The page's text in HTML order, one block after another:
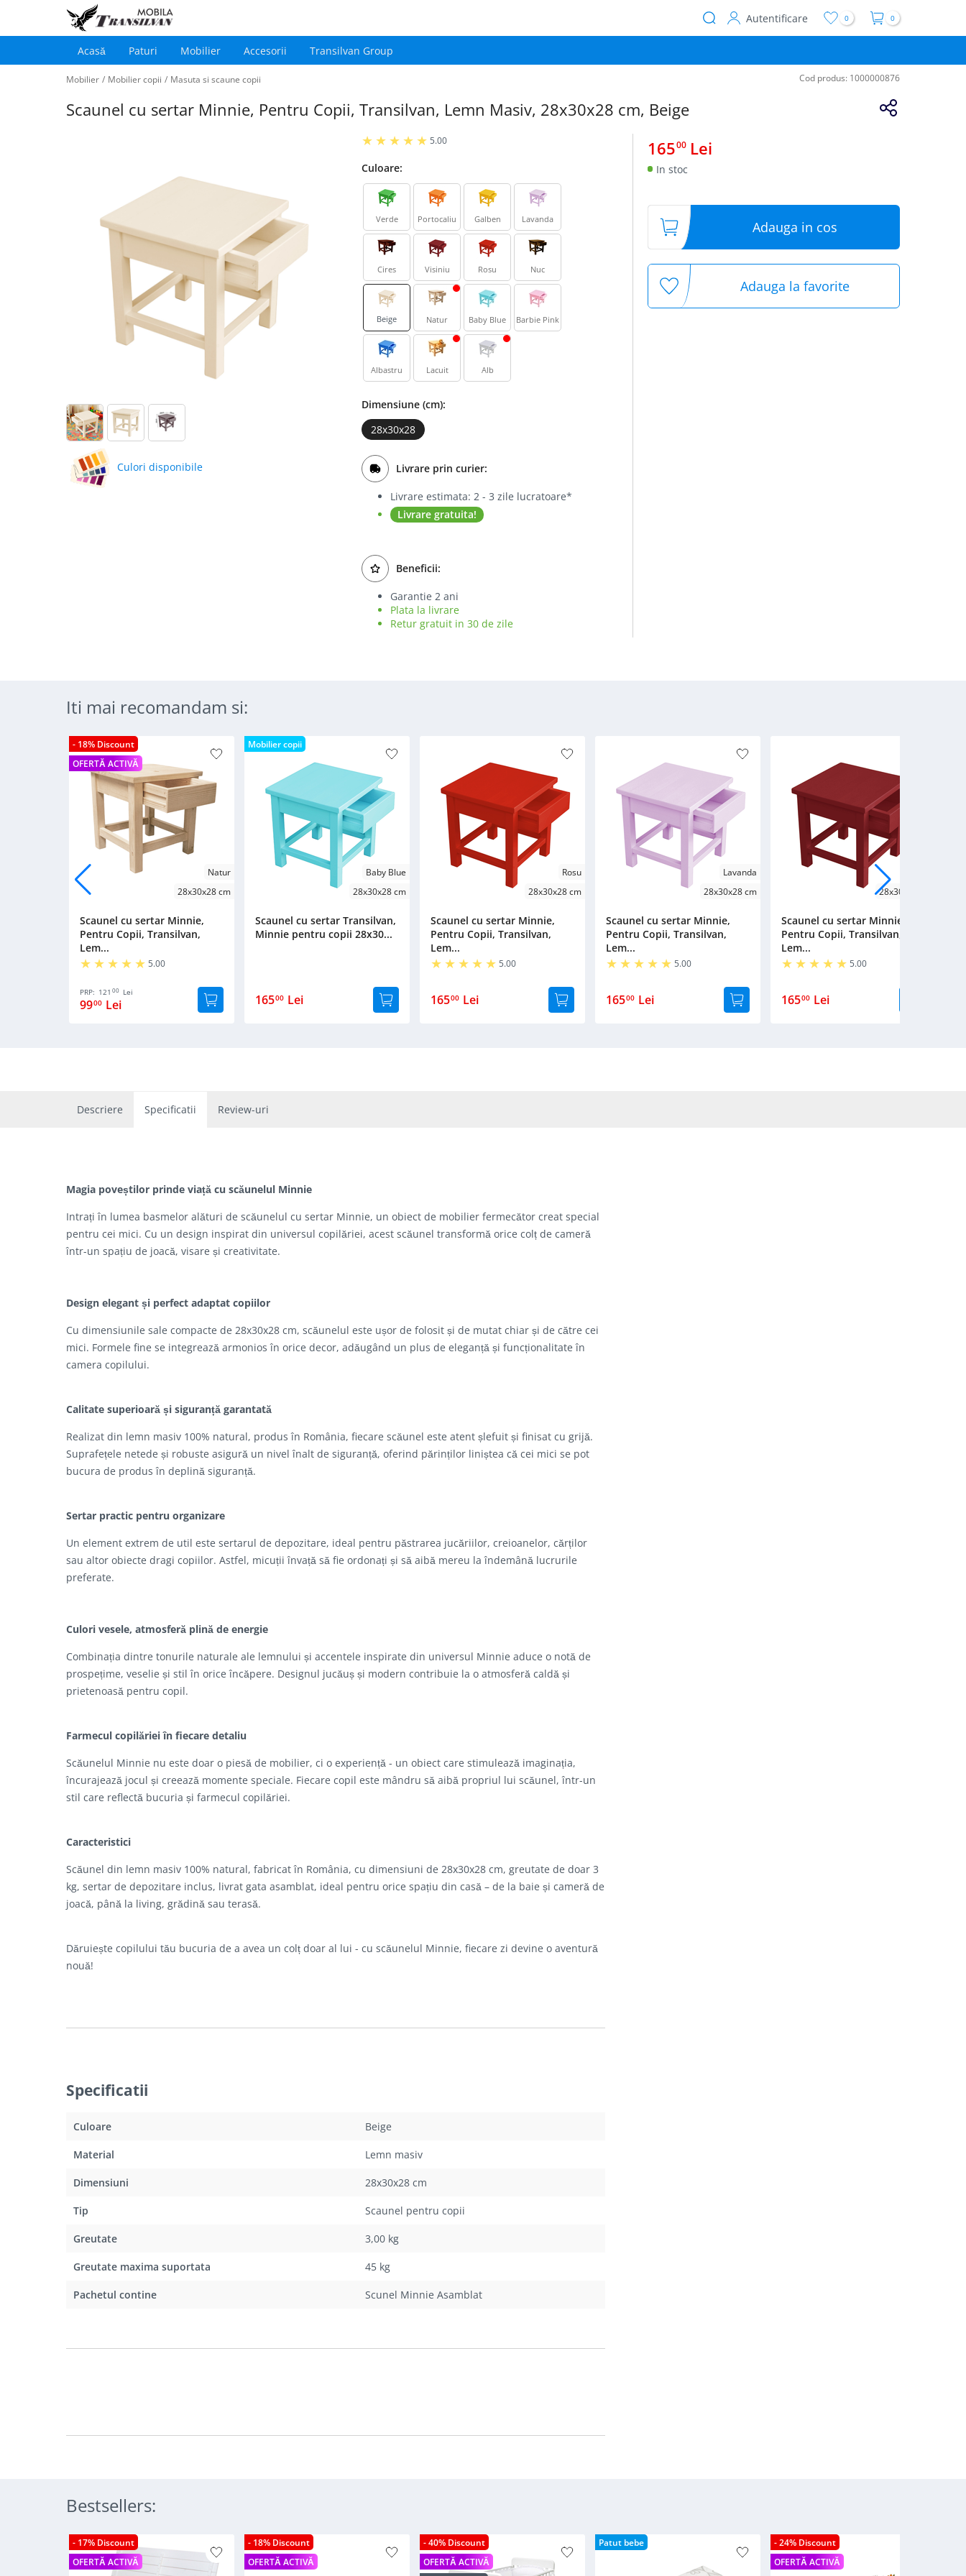
User
Autentificare 0 0
Main
navigation
Acasă Paturi Mobilier Accesorii Transilvan Group
Mobilier / Mobilier copii / Masuta si scaune copii Cod produs: 1000000876
Scaunel cu sertar Minnie, Pentru Copii, Transilvan, Lemn Masiv, 28x30x28 cm, Beige
Culori disponibile
5.00
Culoare:
Verde Portocaliu Galben Lavanda
Cires Visiniu Rosu Nuc
Beige Natur Baby Blue Barbie Pink
Albastru Lacuit Alb
Dimensiune (cm):
28x30x28
Livrare prin curier:
Livrare estimata: 2 - 3 zile lucratoare*
Livrare gratuita!
Beneficii:
Garantie 2 ani
Plata la livrare
Retur gratuit in 30 de zile
16500 Lei
In stoc
Adauga in cos
Adauga la favorite
Iti mai recomandam si:
- 18% Discount
OFERTĂ ACTIVĂ
Natur
28x30x28 cm
Scaunel cu sertar Minnie,
Pentru Copii, Transilvan,
Lem...
5.00
PRP: 121 00 Lei
9900 Lei
Mobilier copii
Baby Blue
28x30x28 cm
Scaunel cu sertar Transilvan,
Minnie pentru copii 28x30...
16500 Lei
Rosu
28x30x28 cm
Scaunel cu sertar Minnie,
Pentru Copii, Transilvan,
Lem...
5.00
16500 Lei
Lavanda
28x30x28 cm
Scaunel cu sertar Minnie,
Pentru Copii, Transilvan,
Lem...
5.00
16500 Lei
28x30x28 cm
Scaunel cu sertar Minnie,
Pentru Copii, Transilvan,
Lem...
5.00
16500 Lei
Descriere Specificatii Review-uri
Magia poveștilor prinde viață cu scăunelul Minnie
Intrați în lumea basmelor alături de scăunelul cu sertar Minnie, un obiect de mobilier fermecător creat special
pentru cei mici. Cu un design inspirat din universul copilăriei, acest scăunel transformă orice colț de cameră
într-un spațiu de joacă, visare și creativitate.
Design elegant și perfect adaptat copiilor
Cu dimensiunile sale compacte de 28x30x28 cm, scăunelul este ușor de folosit și de mutat chiar și de către cei
mici. Formele fine se integrează armonios în orice decor, adăugând un plus de eleganță și funcționalitate în
camera copilului.
Calitate superioară și siguranță garantată
Realizat din lemn masiv 100% natural, produs în România, fiecare scăunel este atent șlefuit și finisat cu grijă.
Suprafețele netede și robuste asigură un nivel înalt de siguranță, oferind părinților liniștea că cei mici se pot
bucura de produs în deplină siguranță.
Sertar practic pentru organizare
Un element extrem de util este sertarul de depozitare, ideal pentru păstrarea jucăriilor, creioanelor, cărților
sau altor obiecte dragi copiilor. Astfel, micuții învață să fie ordonați și să aibă mereu la îndemână lucrurile
preferate.
Culori vesele, atmosferă plină de energie
Combinația dintre tonurile naturale ale lemnului și accentele inspirate din universul Minnie aduce o notă de
prospețime, veselie și stil în orice încăpere. Designul jucăuș și modern contribuie la o atmosferă caldă și
prietenoasă pentru copil.
Farmecul copilăriei în fiecare detaliu
Scăunelul Minnie nu este doar o piesă de mobilier, ci o experiență - un obiect care stimulează imaginația,
încurajează jocul și creează momente speciale. Fiecare copil este mândru să aibă propriul lui scăunel, într-un
stil care reflectă bucuria și farmecul copilăriei.
Caracteristici
Scăunel din lemn masiv 100% natural, fabricat în România, cu dimensiuni de 28x30x28 cm, greutate de doar 3
kg, sertar de depozitare inclus, livrat gata asamblat, ideal pentru orice spațiu din casă – de la baie și cameră de
joacă, până la living, grădină sau terasă.
Dăruiește copilului tău bucuria de a avea un colț doar al lui - cu scăunelul Minnie, fiecare zi devine o aventură
nouă!
Specificatii
Culoare Beige
Material Lemn masiv
Dimensiuni 28x30x28 cm
Tip Scaunel pentru copii
Greutate 3,00 kg
Greutate maxima suportata 45 kg
Pachetul contine Scunel Minnie Asamblat
Bestsellers:
- 17% Discount
OFERTĂ ACTIVĂ
- 18% Discount
OFERTĂ ACTIVĂ
- 40% Discount
OFERTĂ ACTIVĂ
Patut bebe
- 24% Discount
OFERTĂ ACTIVĂ